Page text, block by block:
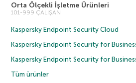
Orta Ölçekli İşletme Ürünleri
101-999 ÇALIŞAN
Kaspersky Endpoint Security Cloud
Kaspersky Endpoint Security for
Kaspersky Endpoint Security for
Tüm ürünler